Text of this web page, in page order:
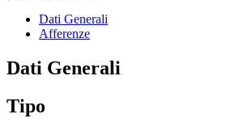
Dati Generali
Afferenze
Dati Generali
Tipo